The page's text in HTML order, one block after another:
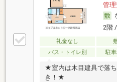
管理
2階
礼金なし
バス・トイレ別
駐
★室内は木目建具で落
き！★